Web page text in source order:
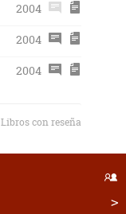
2004
2004
2004
Libros con reseña